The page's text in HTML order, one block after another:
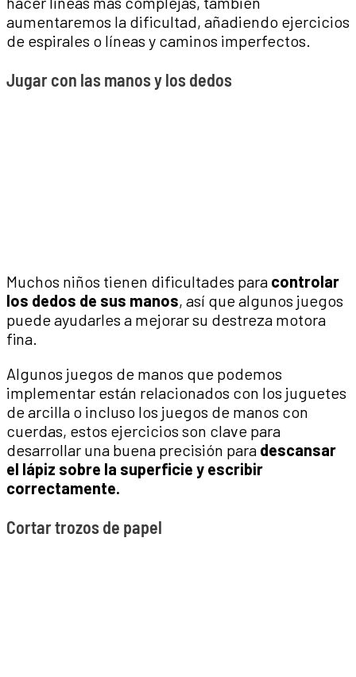
aumentaremos la dificultad, añadiendo ejercicios
de espirales o líneas y caminos imperfectos.
Jugar con las manos y los dedos
Muchos niños tienen dificultades para controlar
los dedos de sus manos, así que algunos juegos
puede ayudarles a mejorar su destreza motora
fina.
Algunos juegos de manos que podemos
implementar están relacionados con los juguetes
de arcilla o incluso los juegos de manos con
cuerdas, estos ejercicios son clave para
desarrollar una buena precisión para descansar
el lápiz sobre la superficie y escribir
correctamente.
Cortar trozos de papel